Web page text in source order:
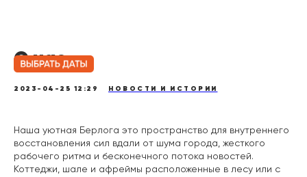
О нас
2023-04-25 12:29 НОВОСТИ И ИСТОРИИ
Наша уютная Берлога это пространство для внутреннего
восстановления сил вдали от шума города, жесткого
рабочего ритма и бесконечного потока новостей.
Коттеджи, шале и афреймы расположенные в лесу или с